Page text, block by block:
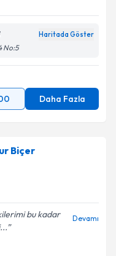
Haritada Göster
No:5
Daha Fazla
Biçer
bu kadar
Devamı